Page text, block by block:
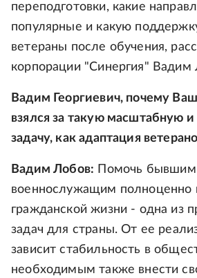
переподготовки, какие
популярные и какую
ветераны после обучения,
корпорации "Синергия" Вадим
Вадим Георгиевич, почему
взялся за такую масштабную
задачу, как адаптация
Вадим Лобов: Помочь бывшим
военнослужащим полноценно
гражданской жизни - одна из
задач для страны. От ее
зависит стабильность в
необходимым также внести